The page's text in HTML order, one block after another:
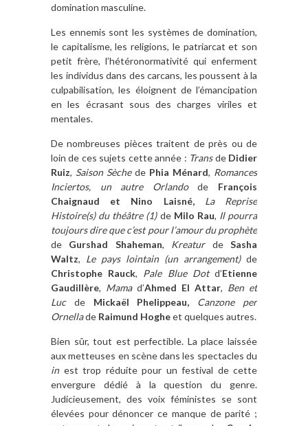
domination masculine.
Les ennemis sont les systèmes de domination,
le capitalisme, les religions, le patriarcat et son
petit frère, l’hétéronormativité qui enferment
les individus dans des carcans, les poussent à la
culpabilisation, les éloignent de l’émancipation
en les écrasant sous des charges viriles et
mentales.
De nombreuses pièces traitent de près ou de
loin de ces sujets cette année : Transde Didier
Ruiz, Saison Sèchede Phia Ménard, Romances
Inciertos, un autre Orlandode François
Chaignaud et Nino Laisné,
La Reprise
Histoire(s) du théâtre (1)de Milo Rau, Il pourra
toujours dire que c’est pour l’amour du prophète
de Gurshad Shaheman, KreaturdeSasha
Waltz, Le pays lointain (un arrangement)de
Christophe Rauck, Pale Blue Dotd’Etienne
Gaudillère, Mamad’Ahmed El Attar, Ben et
Lucde Mickaël Phelippeau,
Canzone per
Ornellade Raimund Hogheet quelques autres.
Bien sûr, tout est perfectible. La place laissée
aux metteuses en scène dans les spectacles du
inest trop réduite pour un festival de cette
envergure dédié à la question du genre.
Judicieusement, des voix féministes se sont
élevées pour dénoncer ce manque de parité ;